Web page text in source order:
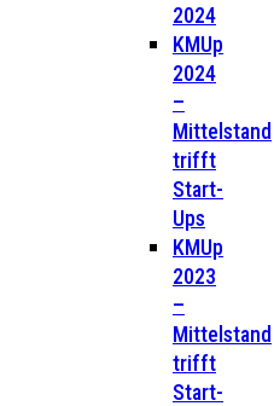
2024
KMUp
2024
–
Mittelstand
trifft
Start-
Ups
KMUp
2023
–
Mittelstand
trifft
Start-